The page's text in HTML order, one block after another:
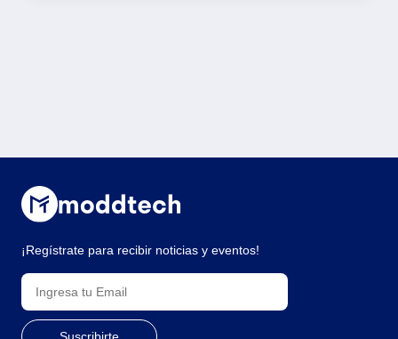
¡Regístrate para recibir noticias y eventos!